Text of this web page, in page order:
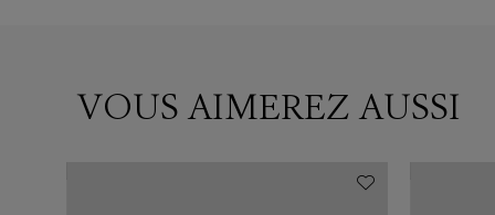
VOUS AIMEREZ AUSSI